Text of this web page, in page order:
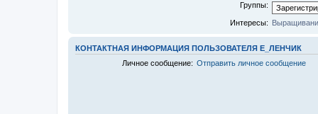
Группы:
Интересы:
КОНТАКТНАЯ ИНФОРМАЦИЯ ПОЛЬЗОВАТЕЛЯ Е_ЛЕНЧИК
Личное сообщение: Отправить личное сообщение